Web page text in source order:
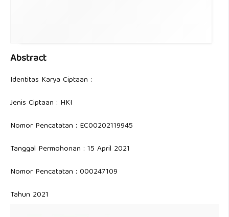
Abstract
Identitas Karya Ciptaan :
Jenis Ciptaan : HKI
Nomor Pencatatan : EC00202119945
Tanggal Permohonan : 15 April 2021
Nomor Pencatatan : 000247109
Tahun 2021